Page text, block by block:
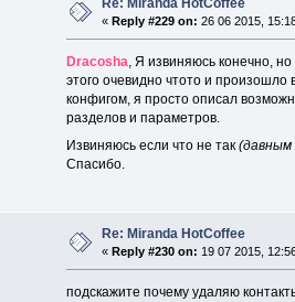
Re: Miranda HotCoffee
« Reply #229 on: 26 06 2015,
Dracosha, Я извиняюсь конечно,
этого очевидно чтото и
конфигом, я просто описал
разделов и параметров.
Извиняюсь если что не так (давным
Спасибо.
Re: Miranda HotCoffee
« Reply #230 on: 19 07 2015,
подскажите почему удаляю